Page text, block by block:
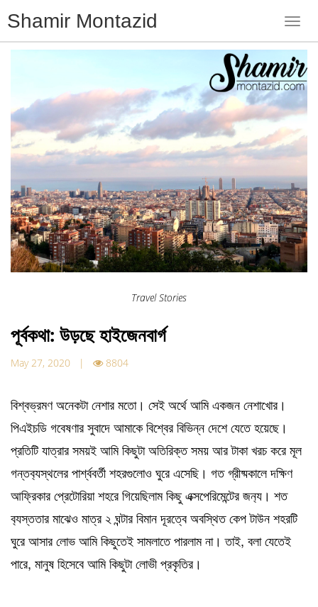
Shamir Montazid
Travel Stories
পূর্বকথা: উড়ছে হাইজেনবার্গ
May 27, 2020 | 8804
বিশ্বভ্রমণ অনেকটা নেশার মতো। সেই অর্থে আমি একজন নেশাখোর।
পিএইচডি গবেষণার সুবাদে আমাকে বিশ্বের বিভিন্ন দেশে যেতে হয়েছে।
প্রতিটি যাত্রার সময়ই আমি কিছুটা অতিরিক্ত সময় আর টাকা খরচ করে মূল
গন্তব‍্যস্থলের পার্শ্ববর্তী শহরগুলোও ঘুরে এসেছি। গত গ্রীষ্মকালে দক্ষিণ
আফ্রিকার প্রেটোরিয়া শহরে গিয়েছিলাম কিছু এক্সপেরিমেন্টের জন‍্য। শত
ব‍্যস্ততার মাঝেও মাত্র ২ ঘন্টার বিমান দূরত্বে অবস্থিত কেপ টাউন শহরটি
ঘুরে আসার লোভ আমি কিছুতেই সামলাতে পারলাম না। তাই, বলা যেতেই
পারে, মানুষ হিসেবে আমি কিছুটা লোভী প্রকৃতির।